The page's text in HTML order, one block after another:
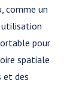
comme un
utilisation
pour
spatiale
et des